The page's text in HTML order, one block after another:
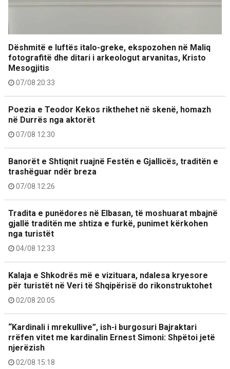
Dëshmitë e luftës italo-greke, ekspozohen në Maliq
fotografitë dhe ditari i arkeologut arvanitas, Kristo
Mesogjitis
07/08 20:33
Poezia e Teodor Kekos rikthehet në skenë, homazh
në Durrës nga aktorët
07/08 12:30
Banorët e Shtiqnit ruajnë Festën e Gjallicës, traditën e
trashëguar ndër breza
07/08 12:26
Tradita e punëdores në Elbasan, të moshuarat mbajnë
gjallë traditën me shtiza e furkë, punimet kërkohen
nga turistët
04/08 12:33
Kalaja e Shkodrës më e vizituara, ndalesa kryesore
për turistët në Veri të Shqipërisë do rikonstruktohet
02/08 20:05
“Kardinali i mrekullive”, ish-i burgosuri Bajraktari
rrëfen vitet me kardinalin Ernest Simoni: Shpëtoi jetë
njerëzish
02/08 15:18